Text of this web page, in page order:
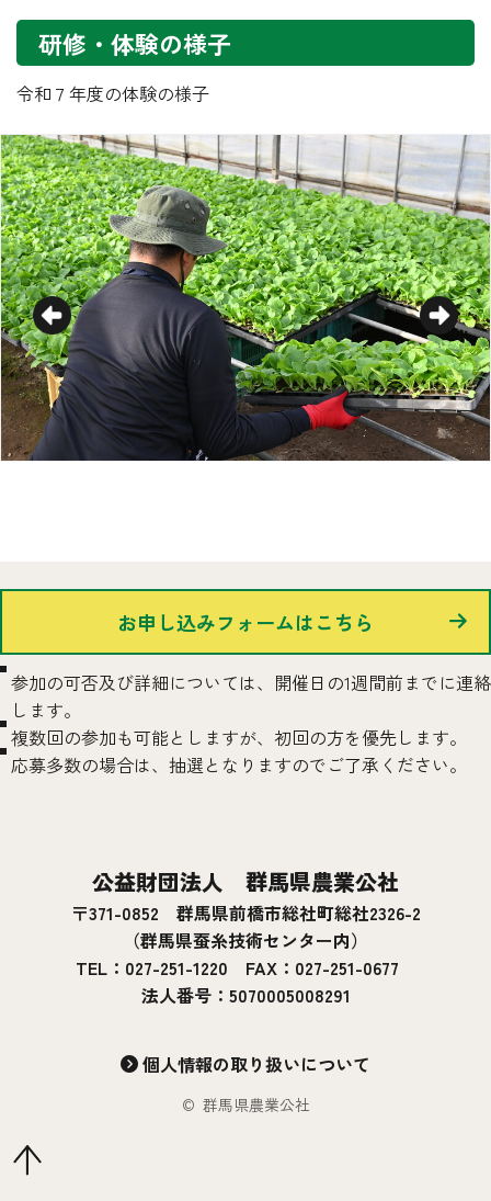
研修・体験の様子
令和７年度の体験の様子
お申し込みフォームはこちら
参加の可否及び詳細については、開催日の1週間前までに連絡
します。
複数回の参加も可能としますが、初回の方を優先します。
応募多数の場合は、抽選となりますのでご了承ください。
公益財団法人 群馬県農業公社
〒371-0852 群馬県前橋市総社町総社2326-2
（群馬県蚕糸技術センター内）
TEL：027-251-1220 FAX：027-251-0677
法人番号：5070005008291
個人情報の取り扱いについて
© 群馬県農業公社